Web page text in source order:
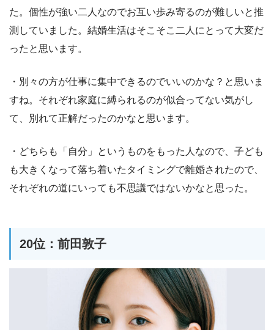
た。個性が強い二人なのでお互い歩み寄るのが難しいと推
測していました。結婚生活はそこそこ二人にとって大変だ
ったと思います。
・別々の方が仕事に集中できるのでいいのかな？と思いま
すね。それぞれ家庭に縛られるのが似合ってない気がし
て、別れて正解だったのかなと思います。
・どちらも「自分」というものをもった人なので、子ども
も大きくなって落ち着いたタイミングで離婚されたので、
それぞれの道にいっても不思議ではないかなと思った。
20位：前田敦子